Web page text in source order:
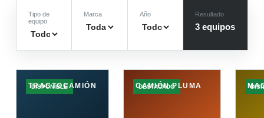
Tipo de
equipo
Marca Año Resultado
3 equipos
DISPONIBLE
TRACTOCAMIÓN DESTACADO
CAMIÓN PLUMA